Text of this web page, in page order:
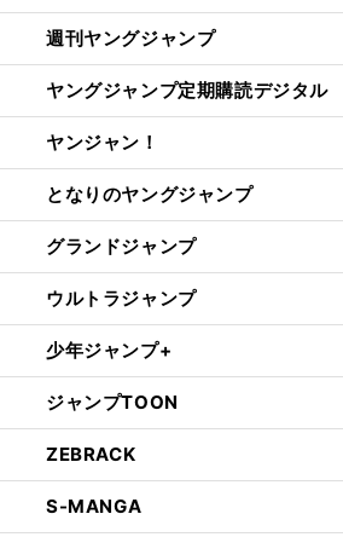
週刊ヤングジャンプ
ヤングジャンプ定期購読デジタル
ヤンジャン！
となりのヤングジャンプ
グランドジャンプ
ウルトラジャンプ
少年ジャンプ+
ジャンプTOON
ZEBRACK
S-MANGA